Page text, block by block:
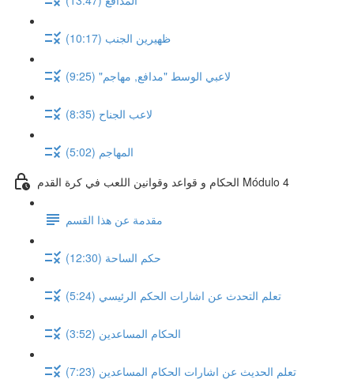
ظهيرين الجنب (10:17)
لاعبي الوسط "مدافع, مهاجم" (9:25)
لاعب الجناح (8:35)
المهاجم (5:02)
الحكام و قواعد وقوانين اللعب في كرة القدم Módulo 4
مقدمة عن هذا القسم
حكم الساحة (12:30)
تعلم التحدث عن اشارات الحكم الرئيسي (5:24)
الحكام المساعدين (3:52)
تعلم الحديث عن اشارات الحكام المساعدين (7:23)